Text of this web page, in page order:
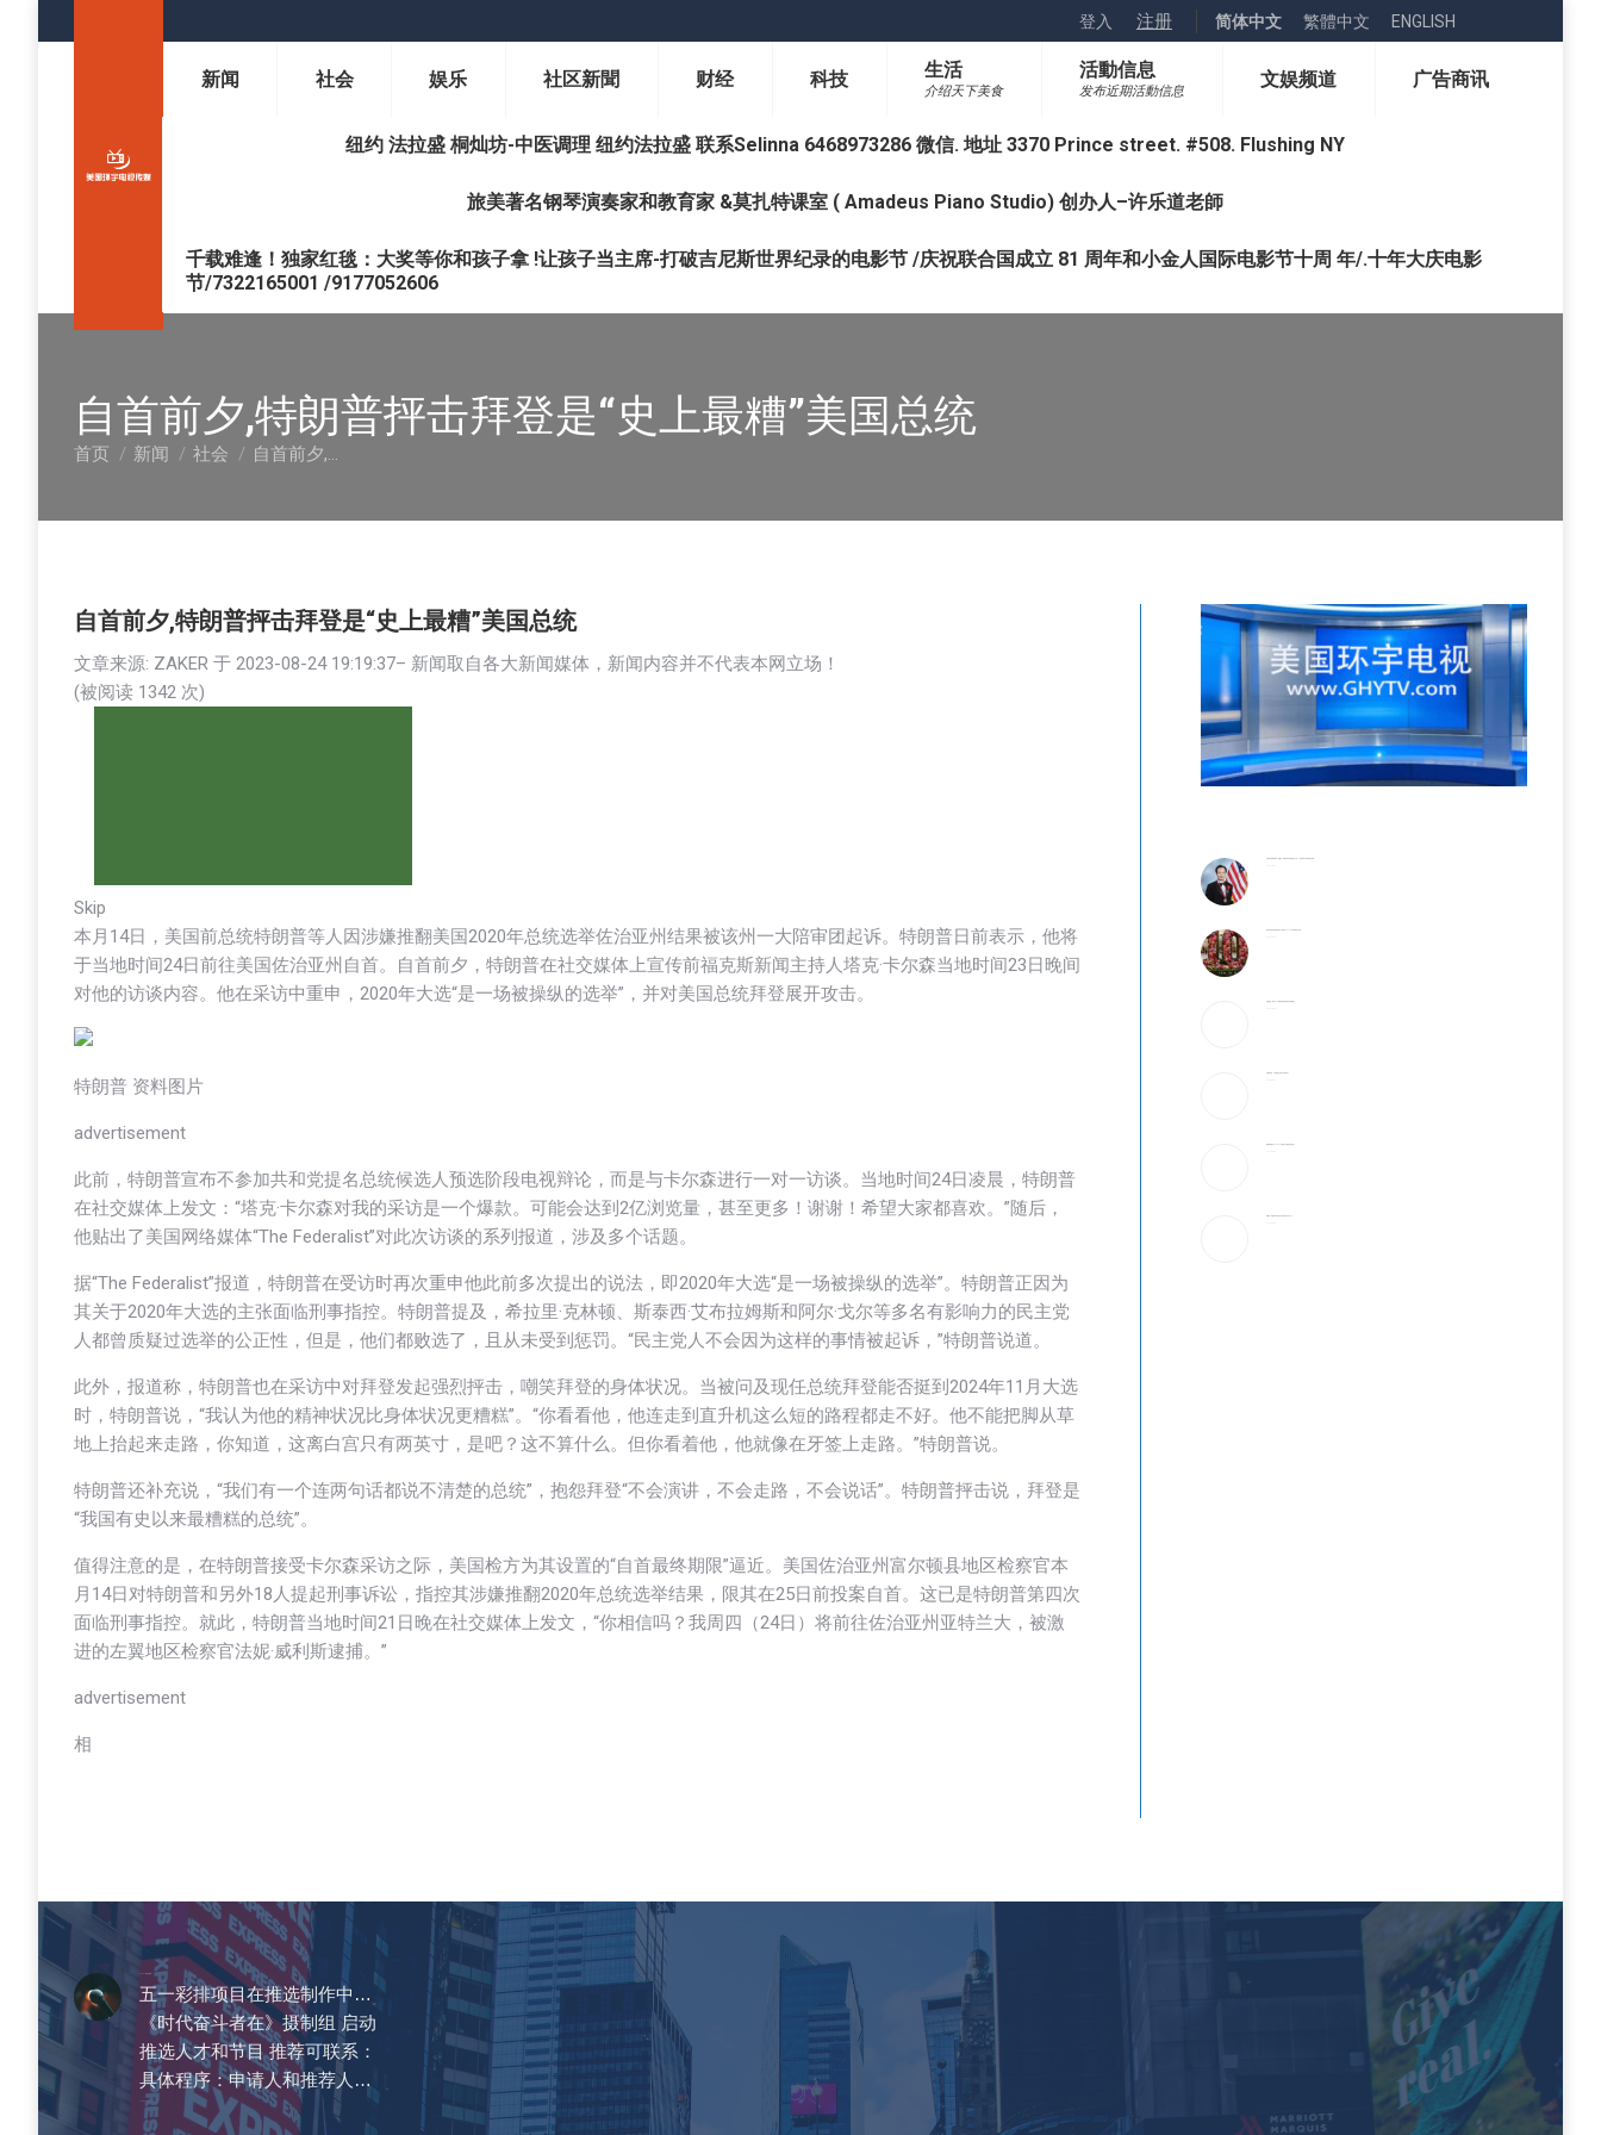
登入 注册 简体中文 繁體中文 ENGLISH
新闻 社会 娱乐 社区新聞 财经 科技 生活
介绍天下美食
活動信息
发布近期活動信息
文娱频道 广告商讯
纽约 法拉盛 桐灿坊-中医调理 纽约法拉盛 联系Selinna 6468973286 微信. 地址 3370 Prince street. #508. Flushing NY
旅美著名钢琴演奏家和教育家 &莫扎特课室 ( Amadeus Piano Studio) 创办人–许乐道老師
千载难逢！独家红毯：大奖等你和孩子拿 !让孩子当主席-打破吉尼斯世界纪录的电影节 /庆祝联合国成立 81 周年和小金人国际电影节十周 年/.十年大庆电影
节/7322165001 /9177052606
自首前夕,特朗普抨击拜登是“史上最糟”美国总统
您在这里：
首页 新闻 社会 自首前夕,…
自首前夕,特朗普抨击拜登是“史上最糟”美国总统
文章来源: ZAKER 于 2023-08-24 19:19:37– 新闻取自各大新闻媒体，新闻内容并不代表本网立场！
(被阅读 1342 次)
Skip
本月14日，美国前总统特朗普等人因涉嫌推翻美国2020年总统选举佐治亚州结果被该州一大陪审团起诉。特朗普日前表示，他将
于当地时间24日前往美国佐治亚州自首。自首前夕，特朗普在社交媒体上宣传前福克斯新闻主持人塔克·卡尔森当地时间23日晚间
对他的访谈内容。他在采访中重申，2020年大选“是一场被操纵的选举”，并对美国总统拜登展开攻击。
特朗普 资料图片
advertisement
此前，特朗普宣布不参加共和党提名总统候选人预选阶段电视辩论，而是与卡尔森进行一对一访谈。当地时间24日凌晨，特朗普
在社交媒体上发文：“塔克·卡尔森对我的采访是一个爆款。可能会达到2亿浏览量，甚至更多！谢谢！希望大家都喜欢。”随后，
他贴出了美国网络媒体“The Federalist”对此次访谈的系列报道，涉及多个话题。
据“The Federalist”报道，特朗普在受访时再次重申他此前多次提出的说法，即2020年大选“是一场被操纵的选举”。特朗普正因为
其关于2020年大选的主张面临刑事指控。特朗普提及，希拉里·克林顿、斯泰西·艾布拉姆斯和阿尔·戈尔等多名有影响力的民主党
人都曾质疑过选举的公正性，但是，他们都败选了，且从未受到惩罚。“民主党人不会因为这样的事情被起诉，”特朗普说道。
此外，报道称，特朗普也在采访中对拜登发起强烈抨击，嘲笑拜登的身体状况。当被问及现任总统拜登能否挺到2024年11月大选
时，特朗普说，“我认为他的精神状况比身体状况更糟糕”。“你看看他，他连走到直升机这么短的路程都走不好。他不能把脚从草
地上抬起来走路，你知道，这离白宫只有两英寸，是吧？这不算什么。但你看着他，他就像在牙签上走路。”特朗普说。
特朗普还补充说，“我们有一个连两句话都说不清楚的总统”，抱怨拜登“不会演讲，不会走路，不会说话”。特朗普抨击说，拜登是
“我国有史以来最糟糕的总统”。
值得注意的是，在特朗普接受卡尔森采访之际，美国检方为其设置的“自首最终期限”逼近。美国佐治亚州富尔顿县地区检察官本
月14日对特朗普和另外18人提起刑事诉讼，指控其涉嫌推翻2020年总统选举结果，限其在25日前投案自首。这已是特朗普第四次
面临刑事指控。就此，特朗普当地时间21日晚在社交媒体上发文，“你相信吗？我周四（24日）将前往佐治亚州亚特兰大，被激
进的左翼地区检察官法妮·威利斯逮捕。”
advertisement
相
五一彩排项目在推选制作中…
《时代奋斗者在》摄制组 启动
推选人才和节目 推荐可联系：
具体程序：申请人和推荐人…